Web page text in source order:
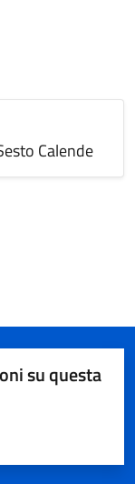
Calende
su questa